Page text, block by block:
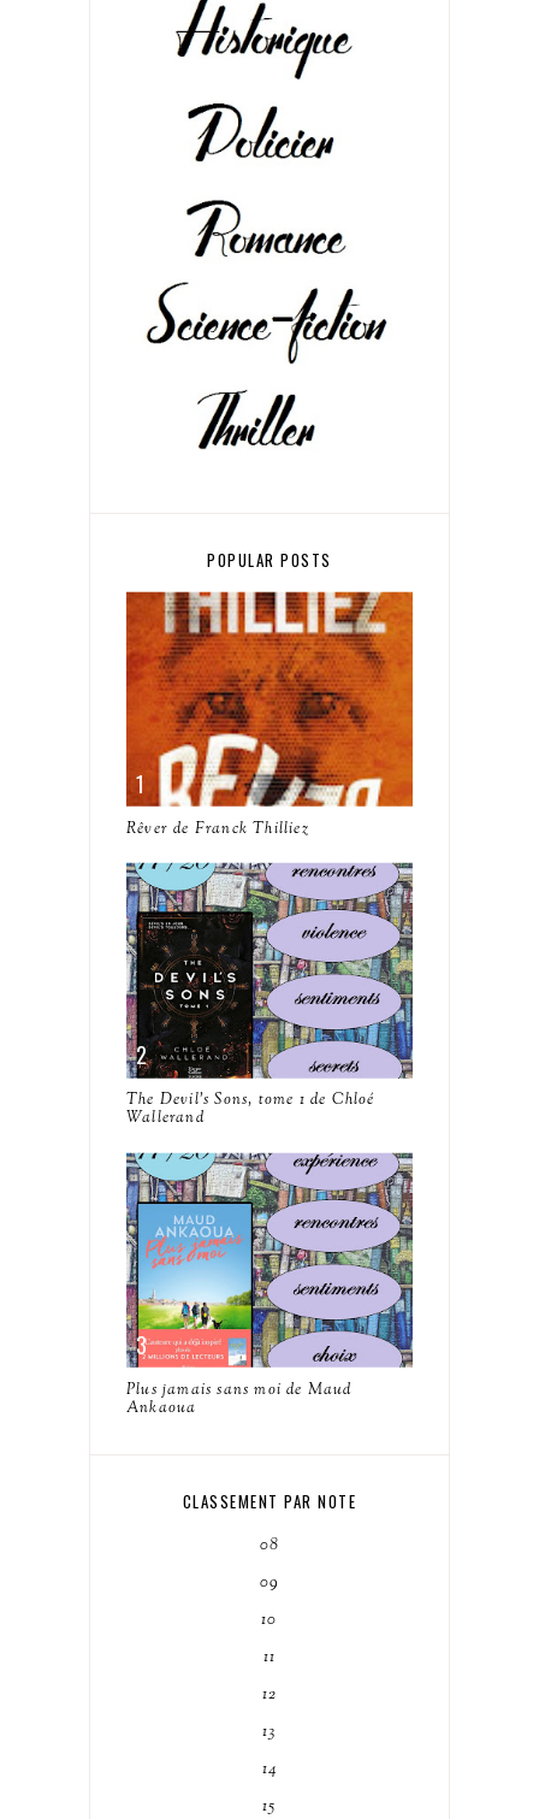
POPULAR POSTS
Rêver de Franck Thilliez
The Devil's Sons, tome 1 de Chloé
Wallerand
Plus jamais sans moi de Maud
Ankaoua
CLASSEMENT PAR NOTE
08
09
10
11
12
13
14
15